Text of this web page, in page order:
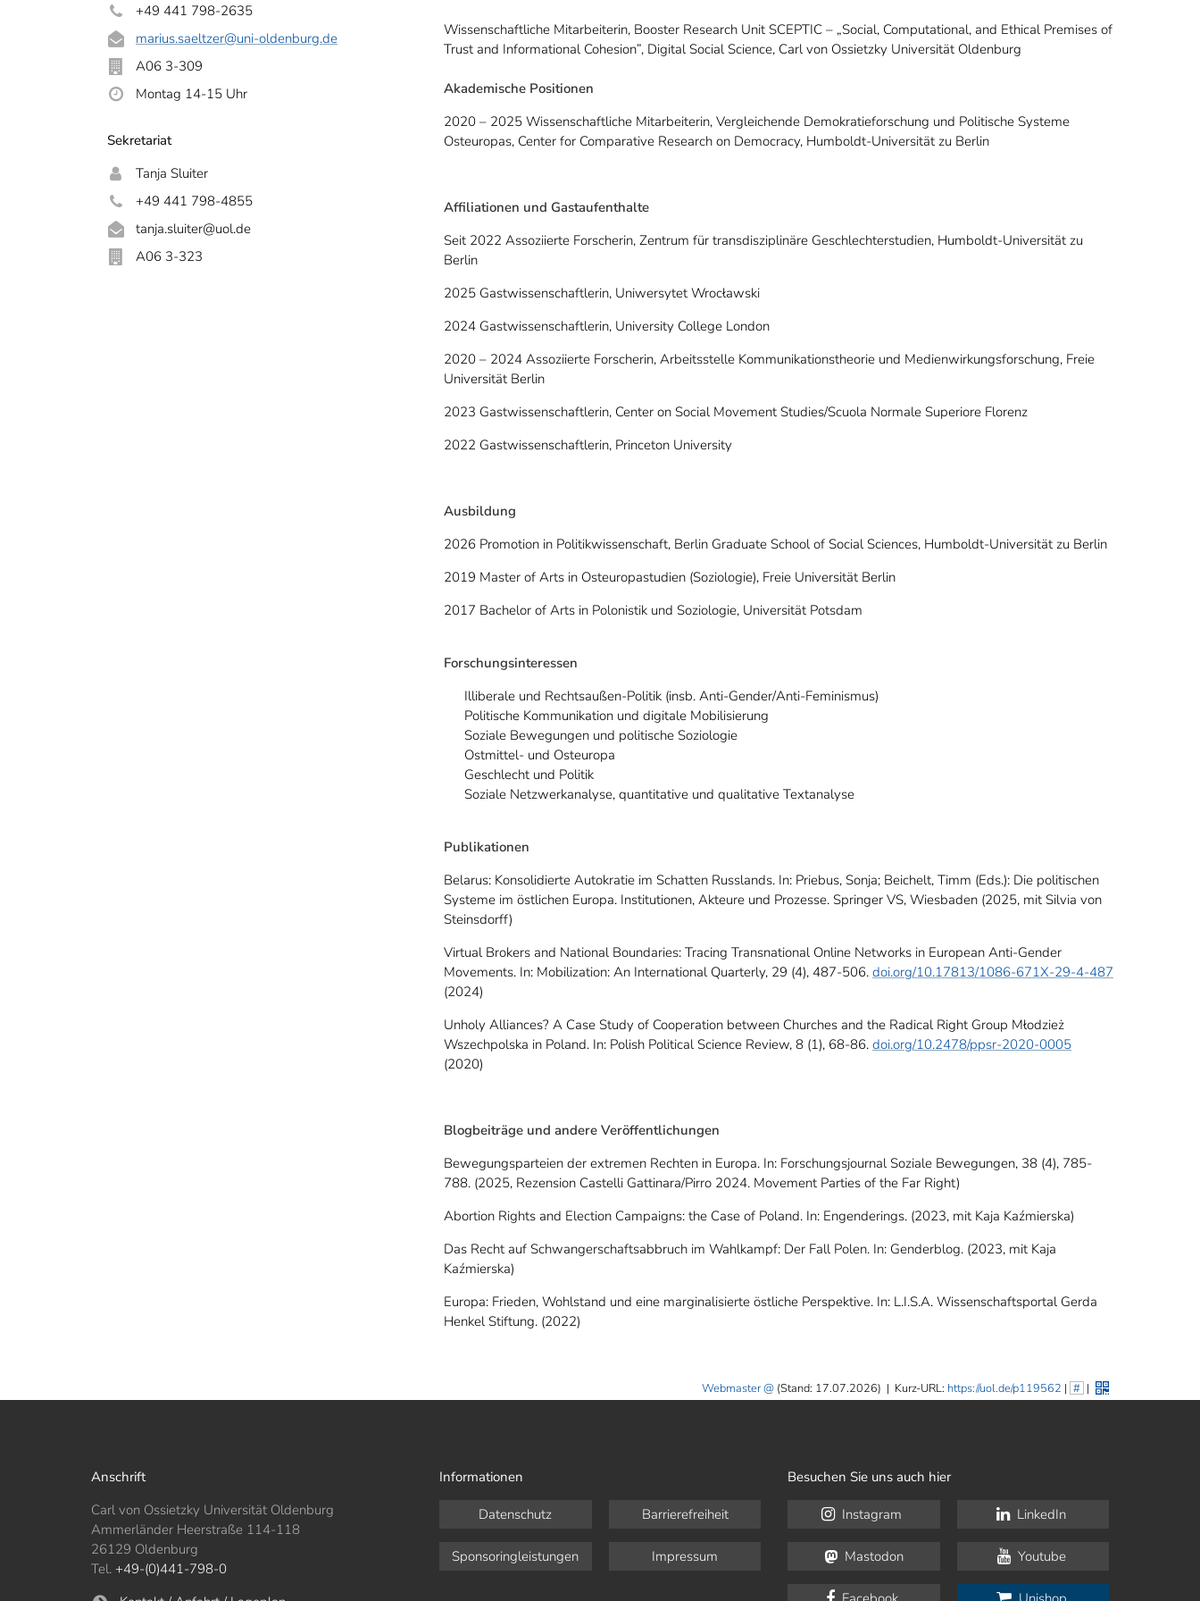
+49 441 798-2635
marius.saeltzer@uni-oldenburg.de
A06 3-309
Montag 14-15 Uhr
Sekretariat
Tanja Sluiter
+49 441 798-4855
tanja.sluiter@uol.de
A06 3-323
Wissenschaftliche Mitarbeiterin, Booster Research Unit SCEPTIC – „Social, Computational, and Ethical Premises of
Trust and Informational Cohesion”, Digital Social Science, Carl von Ossietzky Universität Oldenburg
Akademische Positionen
2020 – 2025 Wissenschaftliche Mitarbeiterin, Vergleichende Demokratieforschung und Politische Systeme
Osteuropas, Center for Comparative Research on Democracy, Humboldt-Universität zu Berlin
Affiliationen und Gastaufenthalte
Seit 2022 Assoziierte Forscherin, Zentrum für transdisziplinäre Geschlechterstudien, Humboldt-Universität zu
Berlin
2025 Gastwissenschaftlerin, Uniwersytet Wrocławski
2024 Gastwissenschaftlerin, University College London
2020 – 2024 Assoziierte Forscherin, Arbeitsstelle Kommunikationstheorie und Medienwirkungsforschung, Freie
Universität Berlin
2023 Gastwissenschaftlerin, Center on Social Movement Studies/Scuola Normale Superiore Florenz
2022 Gastwissenschaftlerin, Princeton University
Ausbildung
2026 Promotion in Politikwissenschaft, Berlin Graduate School of Social Sciences, Humboldt-Universität zu Berlin
2019 Master of Arts in Osteuropastudien (Soziologie), Freie Universität Berlin
2017 Bachelor of Arts in Polonistik und Soziologie, Universität Potsdam
Forschungsinteressen
Illiberale und Rechtsaußen-Politik (insb. Anti-Gender/Anti-Feminismus)
Politische Kommunikation und digitale Mobilisierung
Soziale Bewegungen und politische Soziologie
Ostmittel- und Osteuropa
Geschlecht und Politik
Soziale Netzwerkanalyse, quantitative und qualitative Textanalyse
Publikationen
Belarus: Konsolidierte Autokratie im Schatten Russlands. In: Priebus, Sonja; Beichelt, Timm (Eds.): Die politischen
Systeme im östlichen Europa. Institutionen, Akteure und Prozesse. Springer VS, Wiesbaden (2025, mit Silvia von
Steinsdorff)
Virtual Brokers and National Boundaries: Tracing Transnational Online Networks in European Anti-Gender
Movements. In: Mobilization: An International Quarterly, 29 (4), 487-506. doi.org/10.17813/1086-671X-29-4-487
(2024)
Unholy Alliances? A Case Study of Cooperation between Churches and the Radical Right Group Młodzież
Wszechpolska in Poland. In: Polish Political Science Review, 8 (1), 68-86. doi.org/10.2478/ppsr-2020-0005
(2020)
Blogbeiträge und andere Veröffentlichungen
Bewegungsparteien der extremen Rechten in Europa. In: Forschungsjournal Soziale Bewegungen, 38 (4), 785-
788. (2025, Rezension Castelli Gattinara/Pirro 2024. Movement Parties of the Far Right)
Abortion Rights and Election Campaigns: the Case of Poland. In: Engenderings. (2023, mit Kaja Kaźmierska)
Das Recht auf Schwangerschaftsabbruch im Wahlkampf: Der Fall Polen. In: Genderblog. (2023, mit Kaja
Kaźmierska)
Europa: Frieden, Wohlstand und eine marginalisierte östliche Perspektive. In: L.I.S.A. Wissenschaftsportal Gerda
Henkel Stiftung. (2022)
Webmaster (Stand: 17.07.2026) | Kurz-URL: https://uol.de/p119562 | # |
Anschrift
Carl von Ossietzky Universität Oldenburg
Ammerländer Heerstraße 114-118
26129 Oldenburg
Tel. +49-(0)441-798-0
Informationen
Datenschutz Barrierefreiheit
Sponsoringleistungen Impressum
Besuchen Sie uns auch hier
Instagram LinkedIn
Mastodon Youtube